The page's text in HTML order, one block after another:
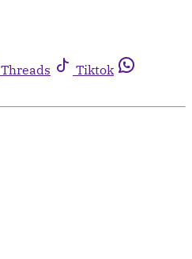
Threads
Tiktok